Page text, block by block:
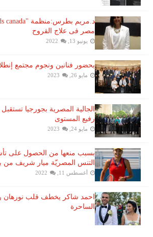
مصر فى علاج القروح
يونيو 13, 2022
بحضور فنانين ونجوم مجتمع
مايو 26, 2023
الجالية المصرية بجورجيا
رفيع المستوى
مايو 24, 2023
بسبب منعها من الحصول على
التنس​ المصريّة ​ميار شريف​ من
أغسطس 11, 2022
احمد شاكر يخطف قلب نورهان
الساحرة